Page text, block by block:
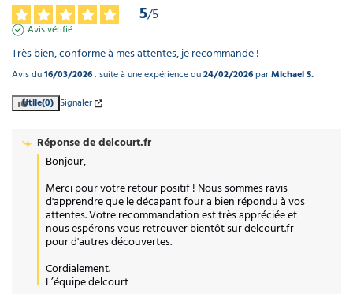
5/5
Avis vérifié
Très bien, conforme à mes attentes, je recommande !
Avis du16/03/2026, suite à une expérience du24/02/2026parMichael S.
Utile(0) Signaler
Réponse dedelcourt.fr
Bonjour,
Merci pour votre retour positif ! Nous sommes ravis
d'apprendre que le décapant four a bien répondu à vos
attentes. Votre recommandation est très appréciée et
nous espérons vous retrouver bientôt sur delcourt.fr
pour d'autres découvertes.
Cordialement.
L’équipe delcourt